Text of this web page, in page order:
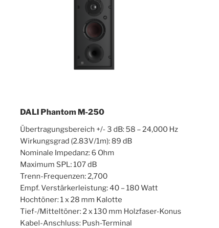
DALI Phantom M-250
Übertragungsbereich +/- 3 dB: 58 – 24,000 Hz
Wirkungsgrad (2.83V/1m): 89 dB
Nominale Impedanz: 6 Ohm
Maximum SPL: 107 dB
Trenn-Frequenzen: 2,700
Empf. Verstärkerleistung: 40 – 180 Watt
Hochtöner: 1 x 28 mm Kalotte
Tief-/Mitteltöner: 2 x 130 mm Holzfaser-Konus
Kabel-Anschluss: Push-Terminal